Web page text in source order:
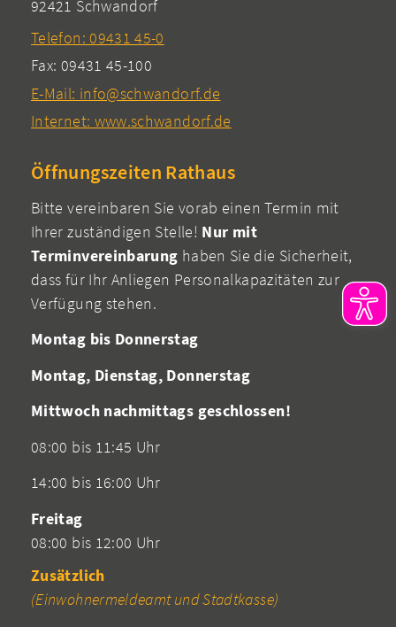
92421 Schwandorf
Telefon: 09431 45-0
Fax: 09431 45-100
E-Mail: info@schwandorf.de
Internet: www.schwandorf.de
Öffnungszeiten Rathaus
Bitte vereinbaren Sie vorab einen Termin mit
Ihrer zuständigen Stelle! Nur mit
Terminvereinbarung haben Sie die Sicherheit,
dass für Ihr Anliegen Personalkapazitäten zur
Verfügung stehen.
Montag bis Donnerstag
Montag, Dienstag, Donnerstag
Mittwoch nachmittags geschlossen!
08:00 bis 11:45 Uhr
14:00 bis 16:00 Uhr
Freitag
08:00 bis 12:00 Uhr
Zusätzlich
(Einwohnermeldeamt und Stadtkasse)